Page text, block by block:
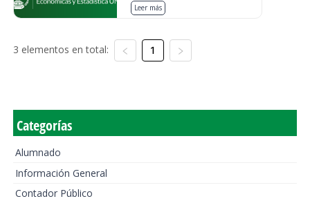
Leer más
3 elementos en total: 1
Categorías
Alumnado
Información General
Contador Público